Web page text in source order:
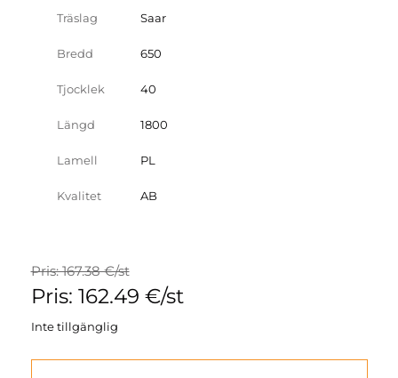
Träslag Saar
Bredd 650
Tjocklek 40
Längd 1800
Lamell PL
Kvalitet AB
Pris: 167.38 €/st
Pris: 162.49 €/st
Inte tillgänglig